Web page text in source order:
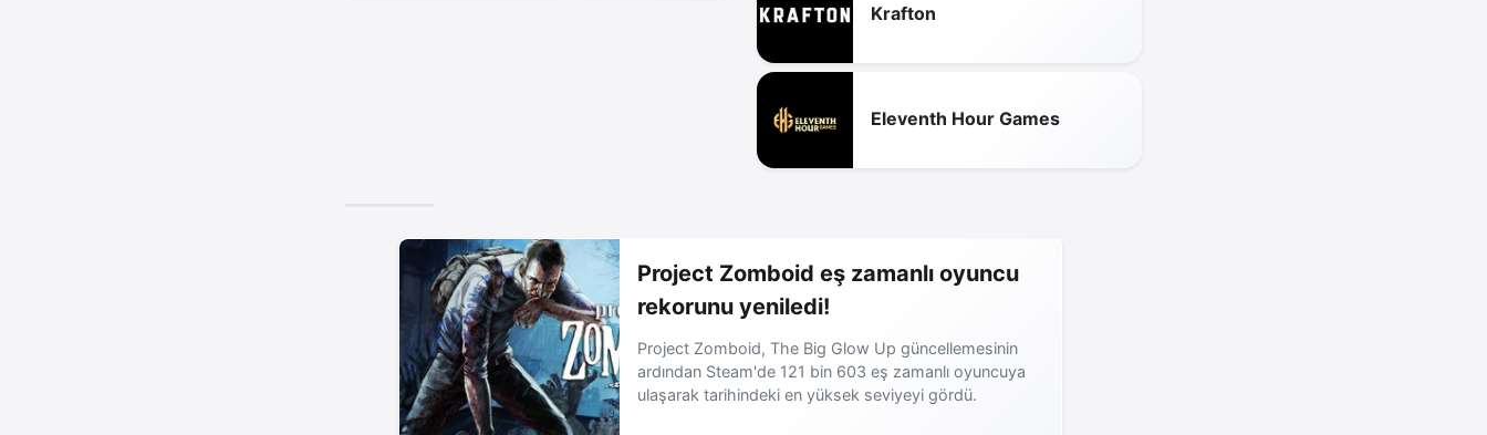
Krafton
Eleventh Hour Games
Project Zomboid eş zamanlı oyuncu
rekorunu yeniledi!
Project Zomboid, The Big Glow Up güncellemesinin
ardından Steam'de 121 bin 603 eş zamanlı oyuncuya
ulaşarak tarihindeki en yüksek seviyeyi gördü.